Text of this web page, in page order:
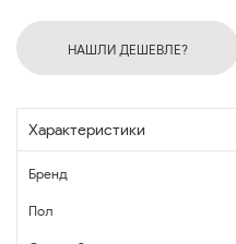
НАШЛИ ДЕШЕВЛЕ?
Характеристики
Бренд
Пол